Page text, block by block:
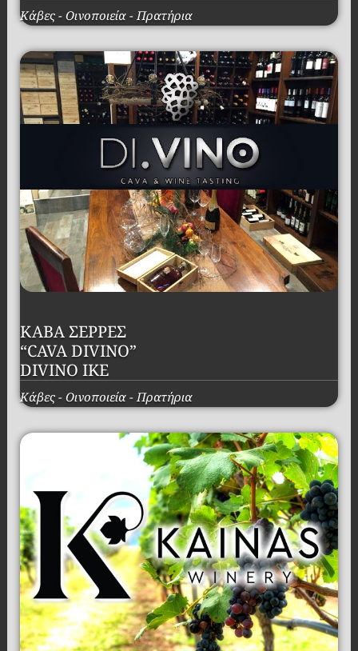
Κάβες - Οινοποιεία - Πρατήρια
ΚΑΒΑ ΣΕΡΡΕΣ
“CAVA DIVINO”
DIVINO IKE
Κάβες - Οινοποιεία - Πρατήρια